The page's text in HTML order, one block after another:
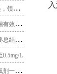
荣
耀加冕 | 环瑞生态：瞪羚跃起，领跑除氟领域新时代
发
改委《指导意见》发布，环瑞有效打造矿井水除氟一体化解决方案
环
瑞生态七周年庆典暨2023年终总结会圆满落幕
0.5mg/L
光
伏行业除氟方法有哪些？除氟剂一招帮你搞定！